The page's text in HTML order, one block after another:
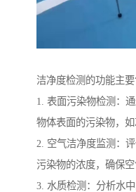
洁净度检测的功能主要
1. 表面污染物检测：
物体表面的污染物，如
2. 空气洁净度监测：
污染物的浓度，确保空
3. 水质检测：分析水